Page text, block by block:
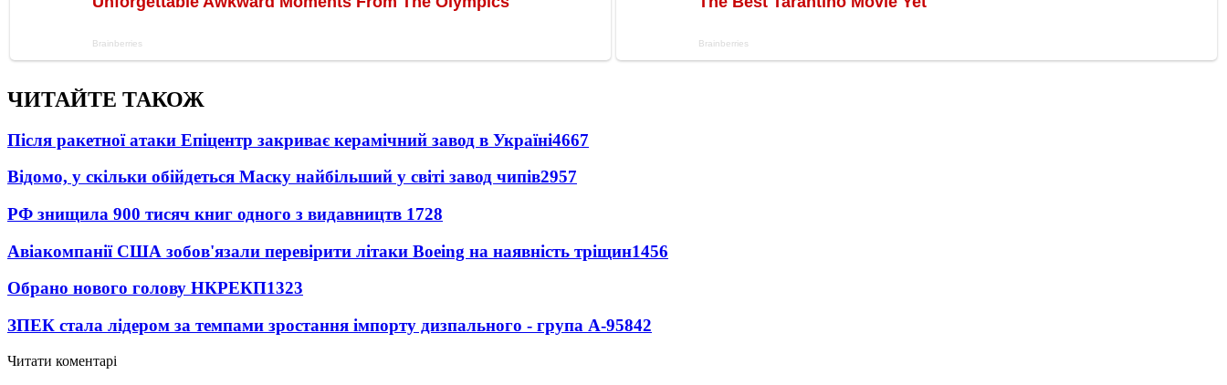
ЧИТАЙТЕ ТАКОЖ
Після ракетної атаки Епіцентр закриває керамічний завод в Україні4667
Відомо, у скільки обійдеться Маску найбільший у світі завод чипів2957
РФ знищила 900 тисяч книг одного з видавництв 1728
Авіакомпанії США зобов'язали перевірити літаки Boeing на наявність тріщин1456
Обрано нового голову НКРЕКП1323
ЗПЕК стала лідером за темпами зростання імпорту дизпального - група А-95842
Читати коментарі